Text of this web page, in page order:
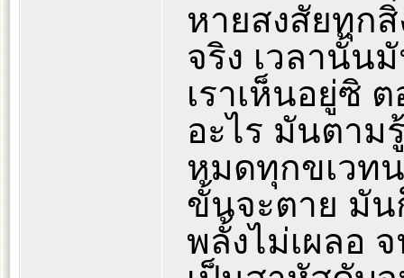
หายสงสัยทุก
จริง เวลานั้น
เราเห็นอยู่ซิ
อะไร มันตาม
หมดทุกขเวท
ขั้นจะตาย มัน
พลั้งไม่เผลอ